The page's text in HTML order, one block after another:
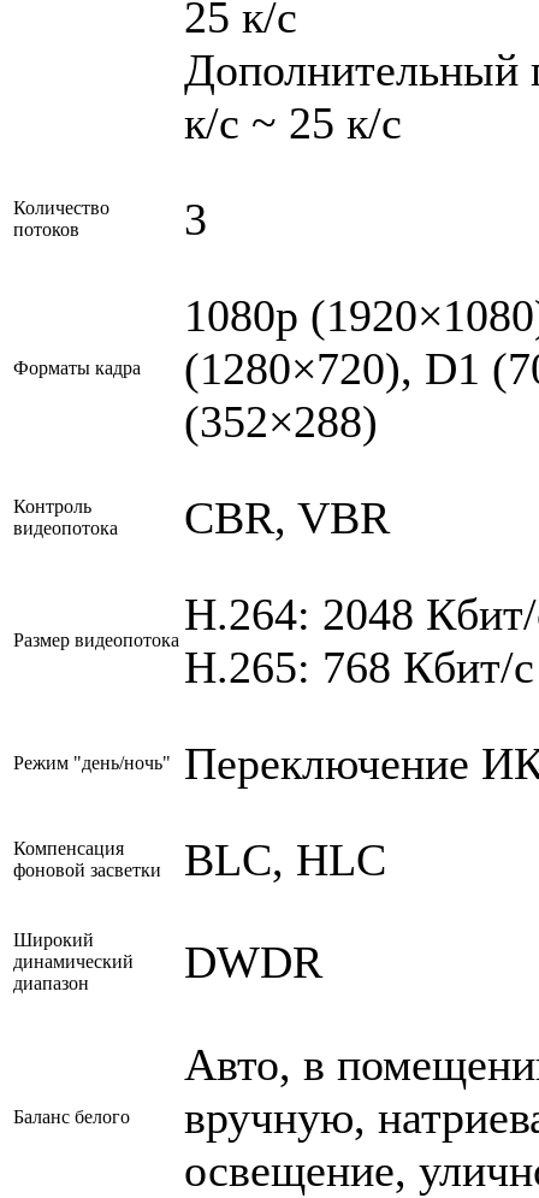
25 к/с
Дополнительный
к/с ~ 25 к/с
Количество
потоков
3
Форматы кадра
1080p
(1280×720), D1
(352×288)
Контроль
видеопотока
CBR, VBR
Размер видеопотока
H.264: 2048
H.265: 768 Кбит/
Режим "день/ночь" Переключение
Компенсация
фоновой засветки
BLC, HLC
Широкий
динамический
диапазон
DWDR
Баланс белого
Авто, в
вручную,
освещение,